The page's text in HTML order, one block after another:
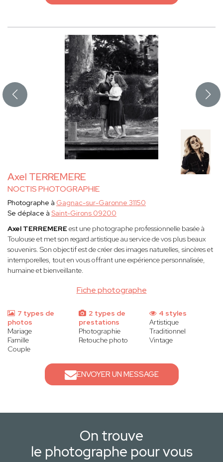
Axel TERREMERE
NOCTIS PHOTOGRAPHIE
Fiche photographe
Photographe à Gagnac-sur-Garonne 31150
Se déplace à Saint-Girons 09200
Axel TERREMEREest une photographe professionnelle basée à
Toulouse et met son regard artistique au service de vos plus beaux
souvenirs. Son objectif est de créer des images naturelles, sincères et
intemporelles, tout en vous offrant une expérience personnalisée,
humaine et bienveillante.
7 types de
photos
Mariage
Famille
Couple
2 types de
prestations
Photographie
Retouche photo
4 styles
Artistique
Traditionnel
Vintage
ENVOYER UN MESSAGE
On trouve
le photographe pour vous